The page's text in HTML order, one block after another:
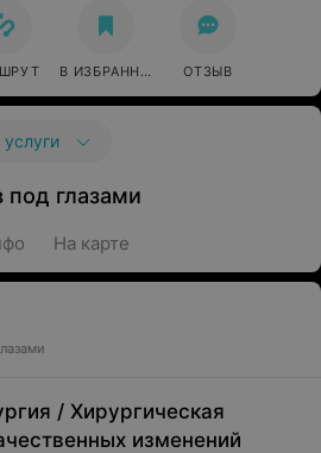
В ИЗБРАННОЕ ОТЗЫВ
глазами
На карте
/ Хирургическая
изменений